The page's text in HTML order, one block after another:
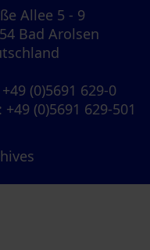
Allee 5 - 9
Bad Arolsen
(0)5691 629-0
: +49 (0)5691 629-501